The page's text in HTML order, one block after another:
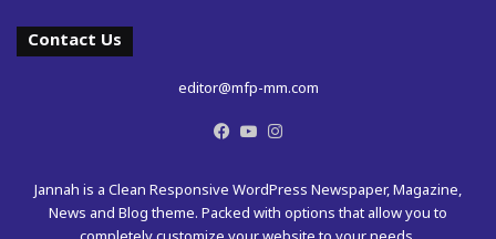
Contact Us
editor@mfp-mm.com
Facebook
YouTube
Jannah is a Clean Responsive WordPress Newspaper, Magazine,
News and Blog theme. Packed with options that allow you to